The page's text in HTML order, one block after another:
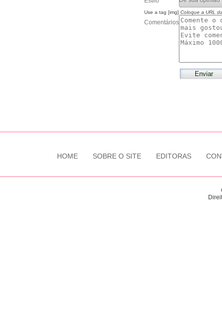
Use a tag [img] Coloque a URL
Comentários
HOME SOBRE O SITE EDITORAS